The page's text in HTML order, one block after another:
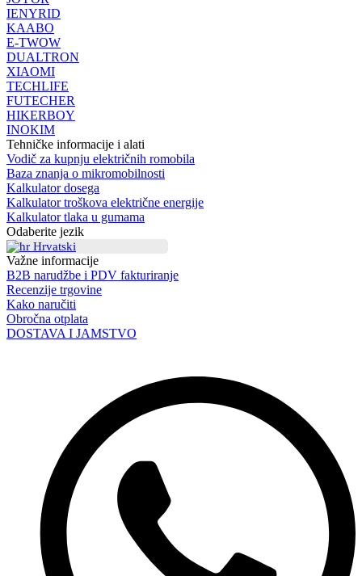
IENYRID
KAABO
E-TWOW
DUALTRON
XIAOMI
TECHLIFE
FUTECHER
HIKERBOY
INOKIM
Tehničke informacije i alati
Vodič za kupnju električnih romobila
Baza znanja o mikromobilnosti
Kalkulator dosega
Kalkulator troškova električne energije
Kalkulator tlaka u gumama
Odaberite jezik
Hrvatski
Važne informacije
B2B narudžbe i PDV fakturiranje
Recenzije trgovine
Kako naručiti
Obročna otplata
DOSTAVA I JAMSTVO